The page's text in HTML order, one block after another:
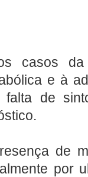
casos da
e à
de
de
por